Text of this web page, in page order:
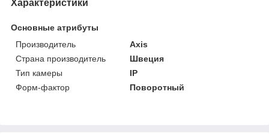
Характеристики
Основные атрибуты
Производитель
Axis
Страна производитель
Швеция
Тип камеры
IP
Форм-фактор
Поворотный